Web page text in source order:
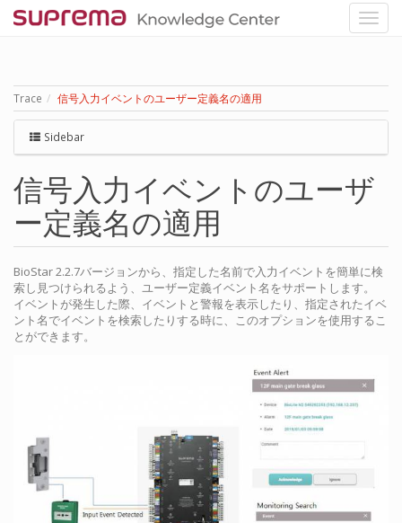
Trace 信号入力イベントのユーザー定義名の適用
Sidebar
信号入力イベントのユーザ
ー定義名の適用
BioStar 2.2.7バージョンから、指定した名前で入力イベントを簡単に検
索し見つけられるよう、ユーザー定義イベント名をサポートします。
イベントが発生した際、イベントと警報を表示したり、指定されたイベ
ント名でイベントを検索したりする時に、このオプションを使用するこ
とができます。